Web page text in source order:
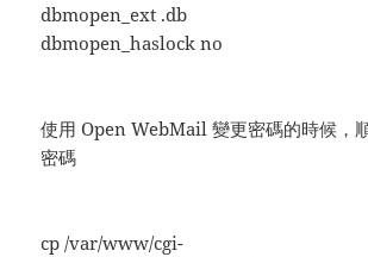
dbmopen_ext .db
dbmopen_haslock no
使用 Open WebMail 變更密碼的時候，
密碼
cp /var/www/cgi-